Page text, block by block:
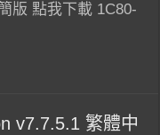
版 點我下載 1C80-
v7.7.5.1 繁體中